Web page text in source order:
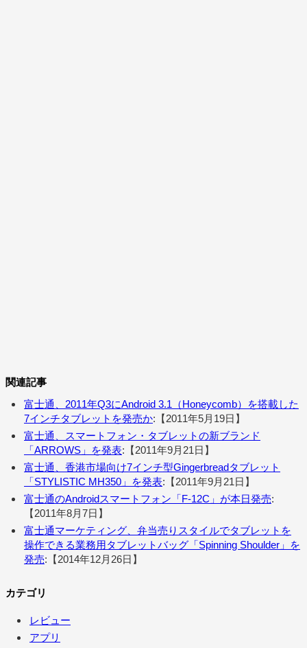
関連記事
富士通、2011年Q3にAndroid 3.1（Honeycomb）を搭載した
7インチタブレットを発売か:【2011年5月19日】
富士通、スマートフォン・タブレットの新ブランド
「ARROWS」を発表:【2011年9月21日】
富士通、香港市場向け7インチ型Gingerbreadタブレット
「STYLISTIC MH350」を発表:【2011年9月21日】
富士通のAndroidスマートフォン「F-12C」が本日発売:
【2011年8月7日】
富士通マーケティング、弁当売りスタイルでタブレットを
操作できる業務用タブレットバッグ「Spinning Shoulder」を
発売:【2014年12月26日】
カテゴリ
レビュー
アプリ